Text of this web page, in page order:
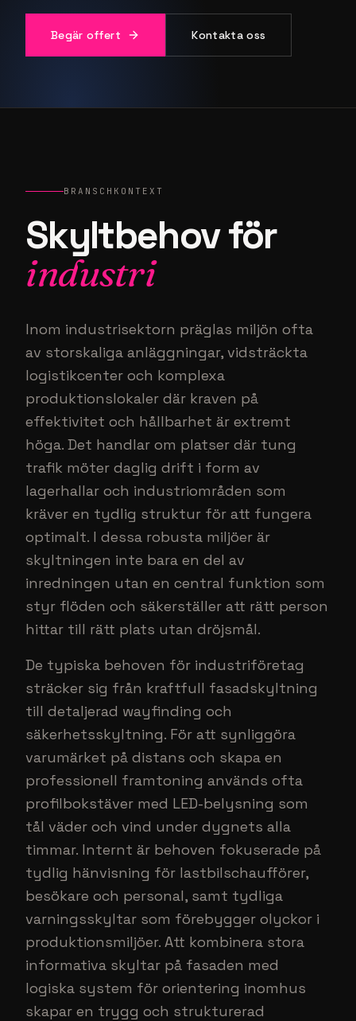
Begär offert Kontakta oss
BRANSCHKONTEXT
Skyltbehov för
industri
Inom industrisektorn präglas miljön ofta
av storskaliga anläggningar, vidsträckta
logistikcenter och komplexa
produktionslokaler där kraven på
effektivitet och hållbarhet är extremt
höga. Det handlar om platser där tung
trafik möter daglig drift i form av
lagerhallar och industriområden som
kräver en tydlig struktur för att fungera
optimalt. I dessa robusta miljöer är
skyltningen inte bara en del av
inredningen utan en central funktion som
styr flöden och säkerställer att rätt person
hittar till rätt plats utan dröjsmål.
De typiska behoven för industriföretag
sträcker sig från kraftfull fasadskyltning
till detaljerad wayfinding och
säkerhetsskyltning. För att synliggöra
varumärket på distans och skapa en
professionell framtoning används ofta
profilbokstäver med LED-belysning som
tål väder och vind under dygnets alla
timmar. Internt är behoven fokuserade på
tydlig hänvisning för lastbilschaufförer,
besökare och personal, samt tydliga
varningsskyltar som förebygger olyckor i
produktionsmiljöer. Att kombinera stora
informativa skyltar på fasaden med
logiska system för orientering inomhus
skapar en trygg och strukturerad